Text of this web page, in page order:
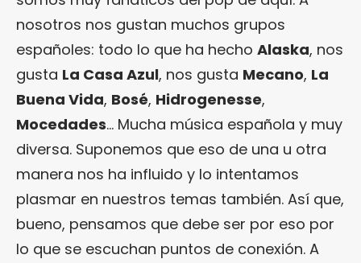
nosotros nos gustan muchos grupos
españoles: todo lo que ha hecho Alaska, nos
gusta La Casa Azul, nos gusta Mecano, La
Buena Vida, Bosé, Hidrogenesse,
Mocedades… Mucha música española y muy
diversa. Suponemos que eso de una u otra
manera nos ha influido y lo intentamos
plasmar en nuestros temas también. Así que,
bueno, pensamos que debe ser por eso por
lo que se escuchan puntos de conexión. A